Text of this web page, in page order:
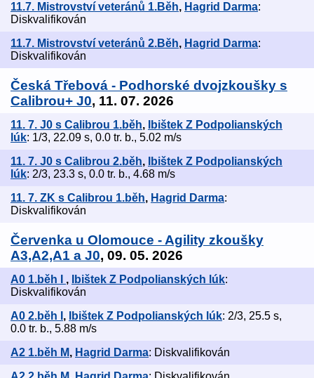
11.7. Mistrovství veteránů 1.Běh, Hagrid Darma:
Diskvalifikován
11.7. Mistrovství veteránů 2.Běh, Hagrid Darma:
Diskvalifikován
Česká Třebová - Podhorské dvojzkoušky s
Calibrou+ J0, 11. 07. 2026
11. 7. J0 s Calibrou 1.běh,
Ibištek Z Podpolianských
lúk: 1/3, 22.09 s, 0.0 tr. b., 5.02 m/s
11. 7. J0 s Calibrou 2.běh,
Ibištek Z Podpolianských
lúk: 2/3, 23.3 s, 0.0 tr. b., 4.68 m/s
11. 7. ZK s Calibrou 1.běh, Hagrid Darma:
Diskvalifikován
Červenka u Olomouce - Agility zkoušky
A3,A2,A1 a J0, 09. 05. 2026
A0 1.běh I , Ibištek Z Podpolianských lúk:
Diskvalifikován
A0 2.běh I , Ibištek Z Podpolianských lúk: 2/3, 25.5 s,
0.0 tr. b., 5.88 m/s
A2 1.běh M, Hagrid Darma: Diskvalifikován